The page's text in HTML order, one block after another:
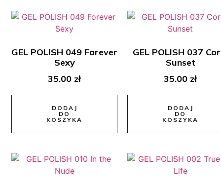
GEL POLISH 049 Forever
Sexy
35.00 zł
DODAJ
DO
KOSZYKA
GEL POLISH 037
Sunset
35.00 zł
DODAJ
DO
KOSZYKA